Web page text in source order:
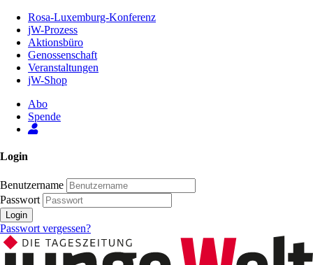
Inhalt
Seite
Rosa-Luxemburg-Konferenz
jW-Prozess
Aktionsbüro
Genossenschaft
Veranstaltungen
jW-Shop
Abo
Spende
Login
Benutzername
Passwort
Login
Passwort vergessen?